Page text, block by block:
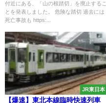
付近にある、「山の根踏切」を廃止するこ
とを発表しました。 危険な踏切 過去には
死亡事故も https:...
JR東日本
【爆速】東北本線臨時快速列車